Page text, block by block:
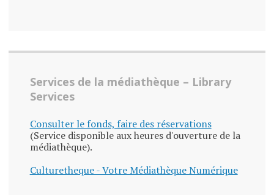
Services de la médiathèque – Library
Services
Consulter le fonds, faire des réservations
(Service disponible aux heures d'ouverture de la
médiathèque).
Culturetheque - Votre Médiathèque Numérique